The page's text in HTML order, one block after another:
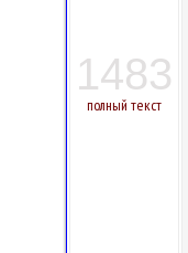
1483
полный текст